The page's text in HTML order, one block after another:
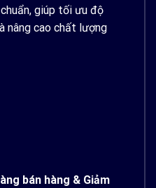
giúp tối ưu độ
nâng cao chất lượng
bán hàng & Giảm